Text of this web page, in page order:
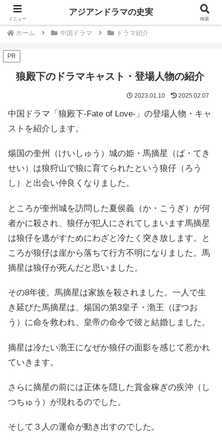
中国韓国歴史ドラマは史実を知るともっと楽しい
ホーム 中国ドラマ ドラマ紹介
PR
狼殿下のドラマキャスト・登場人物の紹介
2023.01.10 2025.02.07
中国ドラマ「狼殿下-Fate of Love-」の登場人物・キャ
ストを紹介します。
煬国の奎州（けいしゅう）城の姫・馬摘星（ば・てき
せい）は狼狩山で狼に育てられたという狼仔（ろう
し）と出会い仲良くなりました。
ところが奎州城を訪問した夏侯義（か・こうぎ）が何
者かに殺され、狼仔が犯人にされてしまいます馬摘星
は狼仔を逃がすためにわざと冷たく突き放します。と
ころが狼仔は崖から落ちて行方不明になりました。馬
摘星は狼仔が死んだと思いました。
その8年後。馬摘星は家族を殺されました。一人で生
き延びた馬摘星は、煬国の第3皇子・渤王（ぼつお
う）に命を救われ、皇帝の命令で彼と結婚しました。
摘星は冷たい渤王になぜか狼仔の面影を感じて惹かれ
ていきます。
さらに摘星の前には正体を隠した賞金稼ぎの疾沖（し
つちゅう）が現れるのでした。
そして３人の運命が動き出すのでした。
メニュー
アジアンドラマの史実
検索